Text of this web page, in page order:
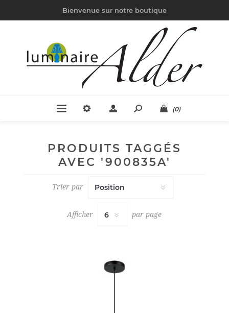
Bienvenue sur notre boutique
(0)
PRODUITS TAGGÉS
AVEC '900835A'
Trier par
Afficher par page